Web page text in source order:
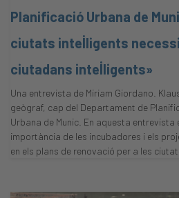
Planificació Urbana de
ciutats intel·ligents
ciutadans intel·ligents»
Una entrevista de Miriam Giordano.
geògraf, cap del Departament de
Urbana de Munic. En aquesta entrevista
importància de les incubadores i els
en els plans de renovació per a les